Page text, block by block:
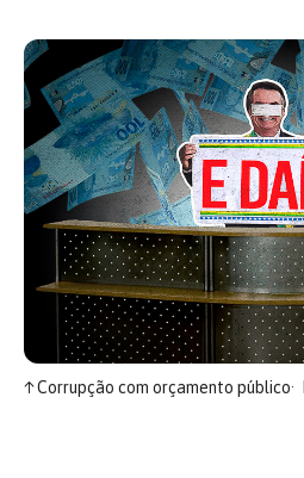
↑Corrupção com orçamento público